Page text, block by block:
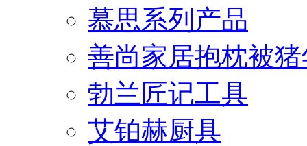
慕思系列产品
善尚家居抱枕被
勃兰匠记工具
艾铂赫厨具